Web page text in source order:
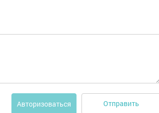
Авторизоваться Отправить